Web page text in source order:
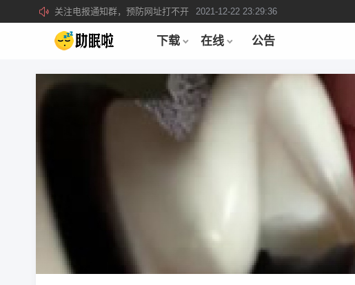
关注电报通知群，预防网址打不开
2021-12-22 23:29:36
所有注册用户记得每日来签到领取积分。
2019-04-01 22:39:39
下载 在线 公告